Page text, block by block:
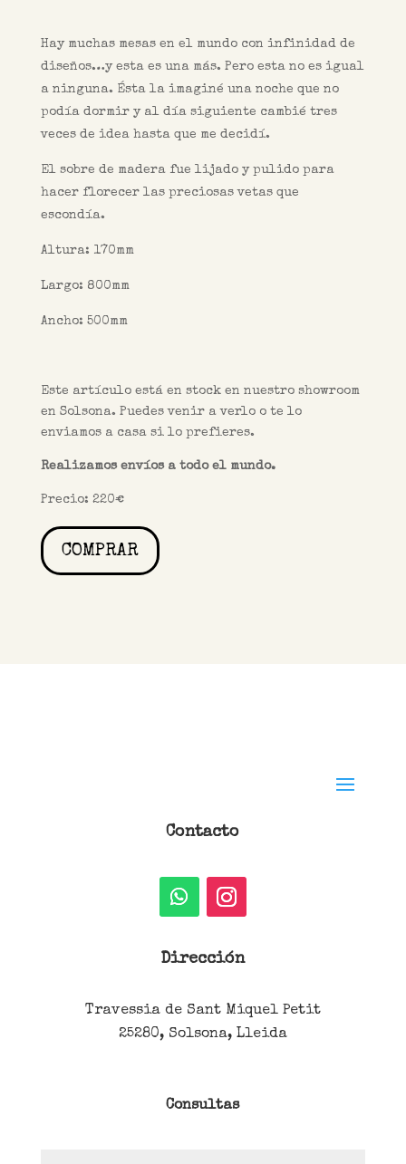
Hay muchas mesas en el mundo con infinidad de
diseños…y esta es una más. Pero esta no es igual
a ninguna. Ésta la imaginé una noche que no
podía dormir y al día siguiente cambié tres
veces de idea hasta que me decidí.
El sobre de madera fue lijado y pulido para
hacer florecer las preciosas vetas que
escondía.
Altura: 170mm
Largo: 800mm
Ancho: 500mm
Este artículo está en stock en nuestro showroom
en Solsona. Puedes venir a verlo o te lo
enviamos a casa si lo prefieres.
Realizamos envíos a todo el mundo.
Precio: 220€
COMPRAR
Contacto
Dirección
Travessia de Sant Miquel Petit
25280, Solsona, Lleida
Consultas